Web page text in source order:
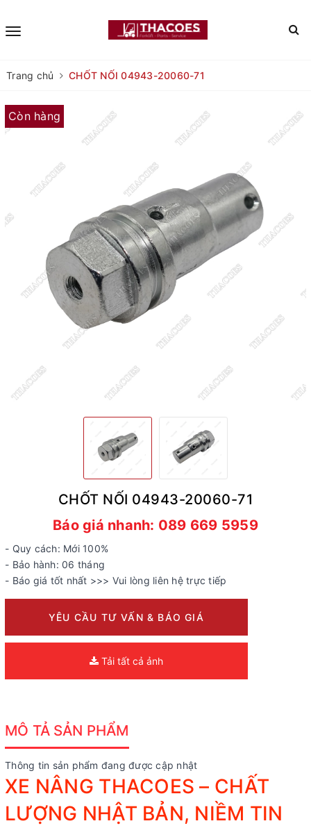
Trang chủ CHỐT NỐI 04943-20060-71
Còn hàng
CHỐT NỐI 04943-20060-71
Báo giá nhanh: 089 669 5959
- Quy cách: Mới 100%
- Bảo hành: 06 tháng
- Báo giá tốt nhất >>> Vui lòng liên hệ trực tiếp
YÊU CẦU TƯ VẤN & BÁO GIÁ
Tải tất cả ảnh
MÔ TẢ SẢN PHẨM
Thông tin sản phẩm đang được cập nhật
XE NÂNG THACOES – CHẤT
LƯỢNG NHẬT BẢN, NIỀM TIN